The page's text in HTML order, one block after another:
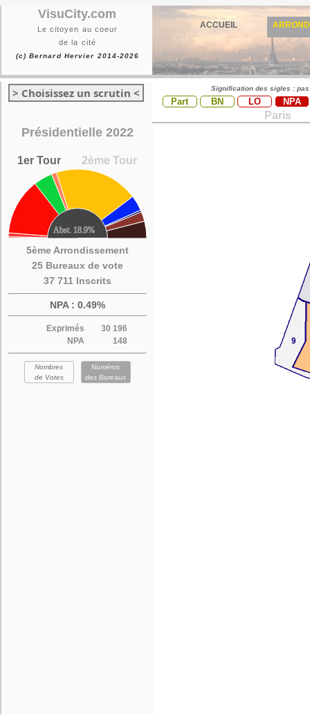
VisuCity.com
Le citoyen au coeur
de la cité
(c) Bernard Hervier 2014-2026
ACCUEIL
> Choisissez un scrutin <
Présidentielle 2022
1er Tour 2ème Tour
5ème Arrondissement
25 Bureaux de vote
37 711 Inscrits
NPA : 0.49%
Exprimés
30 196
NPA
148
Nombres
de Votes
Numéros
des Bureaux
Signification des sigles :
Part BN LO NPA
Paris